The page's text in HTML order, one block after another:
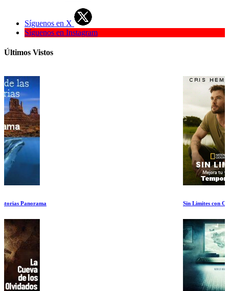
Síguenos en X
Síguenos en Instagram
Últimos Vistos
Sin Limites con Chris Hemsworth Temporada 2